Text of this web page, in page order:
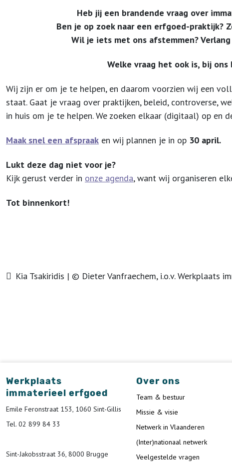
Heb jij een brandende vraag over
Ben je op zoek naar een erfgoed-praktijk?
Wil je iets met ons afstemmen?
Welke vraag het ook is, bij
Wij zijn er om je te helpen, en daarom voorzien wij een
staat. Gaat je vraag over praktijken, beleid, controverse,
in huis om je te helpen. We zoeken elkaar (digitaal) op en
Maak snel een afspraak en wij plannen je in op 30 april.
Lukt deze dag niet voor je?
Kijk gerust verder in onze agenda, want wij organiseren
Tot binnenkort!
Kia Tsakiridis | © Dieter Vanfraechem, i.o.v. Werkplaats
Werkplaats
immaterieel erfgoed
Emile Feronstraat 153, 1060 Sint-Gillis
Tel. 02 899 84 33
Sint-Jakobsstraat 36, 8000 Brugge
Over ons
Team & bestuur
Missie & visie
Netwerk in Vlaanderen
(Inter)nationaal netwerk
Veelgestelde vragen